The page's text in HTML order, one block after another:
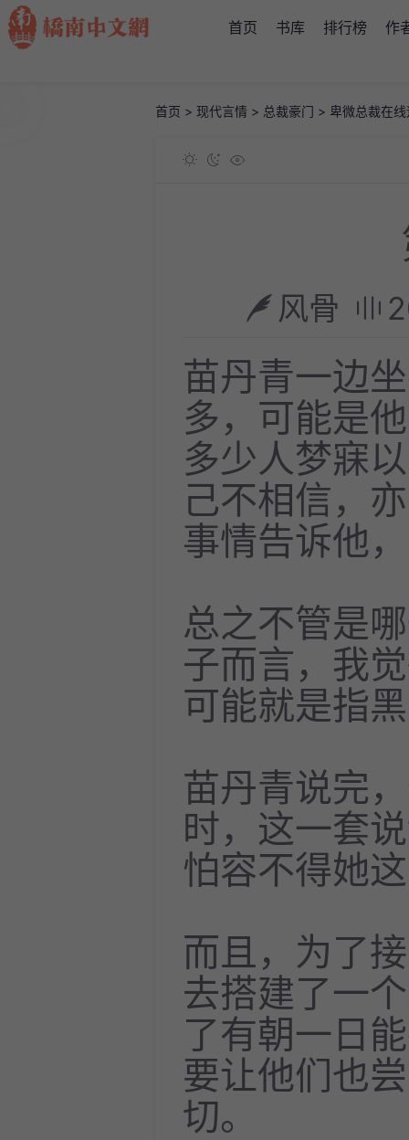
首页 书库 排行榜 作
首页 > 现代言情 > 总裁豪门 > 卑微总裁在
风骨
苗丹青一边
多，可能是
多少人梦寐
己不相信，
事情告诉他
总之不管是
子而言，我
可能就是指
苗丹青说完
时，这一套
怕容不得她
而且，为了
去搭建了一
了有朝一日
要让他们也
切。